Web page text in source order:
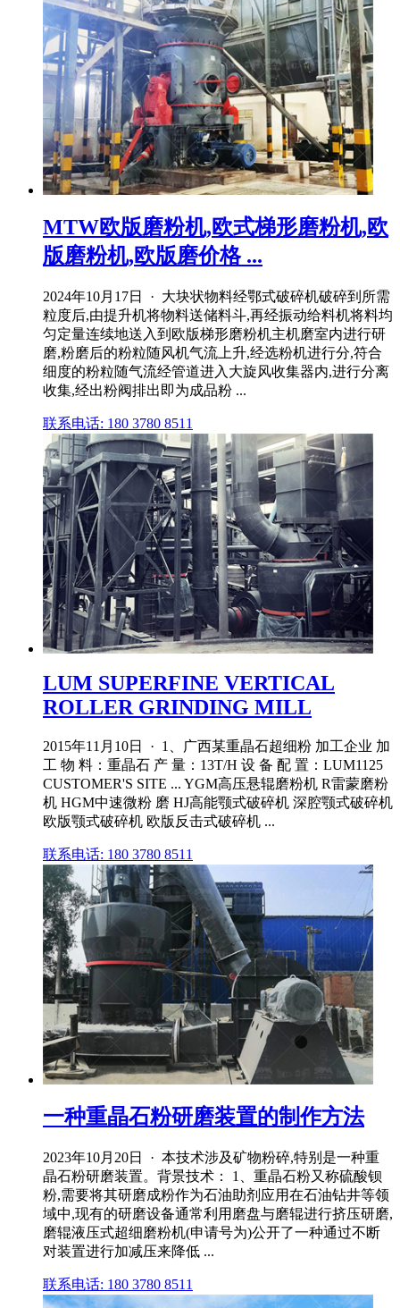
MTW欧版磨粉机,欧式梯形磨粉机,欧
版磨粉机,欧版磨价格 ...
2024年10月17日 · 大块状物料经鄂式破碎机破碎到所需
粒度后,由提升机将物料送储料斗,再经振动给料机将料均
匀定量连续地送入到欧版梯形磨粉机主机磨室内进行研
磨,粉磨后的粉粒随风机气流上升,经选粉机进行分,符合
细度的粉粒随气流经管道进入大旋风收集器内,进行分离
收集,经出粉阀排出即为成品粉 ...
联系电话: 180 3780 8511
LUM SUPERFINE VERTICAL
ROLLER GRINDING MILL
2015年11月10日 · 1、广西某重晶石超细粉 加工企业 加
工 物 料：重晶石 产 量：13T/H 设 备 配 置：LUM1125
CUSTOMER'S SITE ... YGM高压悬辊磨粉机 R雷蒙磨粉
机 HGM中速微粉 磨 HJ高能颚式破碎机 深腔颚式破碎机
欧版颚式破碎机 欧版反击式破碎机 ...
联系电话: 180 3780 8511
一种重晶石粉研磨装置的制作方法
2023年10月20日 · 本技术涉及矿物粉碎,特别是一种重
晶石粉研磨装置。背景技术： 1、重晶石粉又称硫酸钡
粉,需要将其研磨成粉作为石油助剂应用在石油钻井等领
域中,现有的研磨设备通常利用磨盘与磨辊进行挤压研磨,
磨辊液压式超细磨粉机(申请号为)公开了一种通过不断
对装置进行加减压来降低 ...
联系电话: 180 3780 8511